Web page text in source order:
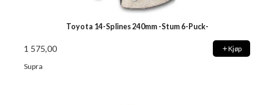
Toyota 14-Splines 240mm -Stum 6-Puck-
1 575,00 Kjøp
Supra